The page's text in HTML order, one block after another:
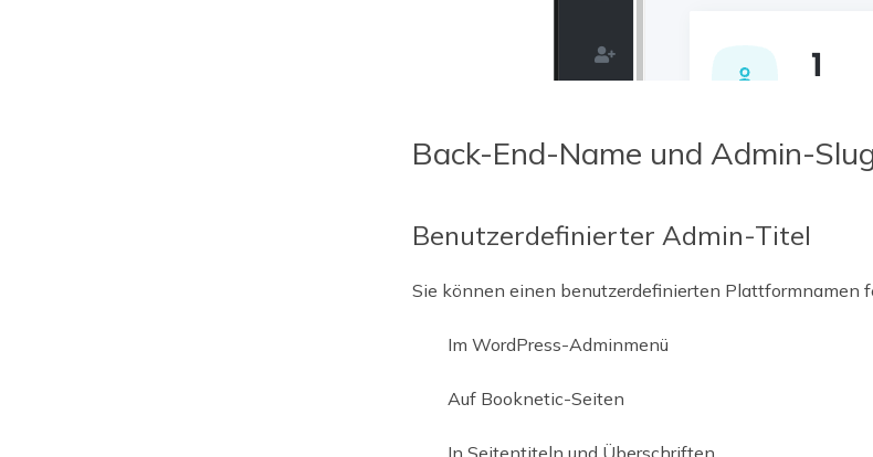
Back-End-Name und Admin-
Benutzerdefinierter Admin-Titel
Sie können einen benutzerdefinierten Plattformnamen
Im WordPress-Adminmenü
Auf Booknetic-Seiten
In Seitentiteln und Überschriften